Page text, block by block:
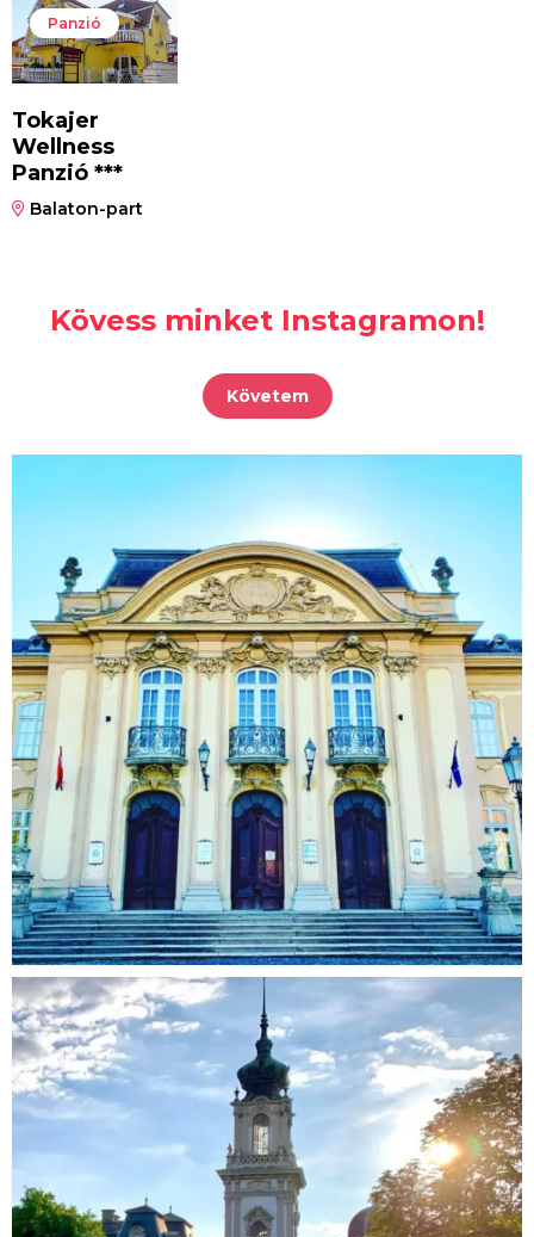
Panzió
Tokajer
Wellness
Panzió ***
Balaton-part
Kövess minket Instagramon!
Követem